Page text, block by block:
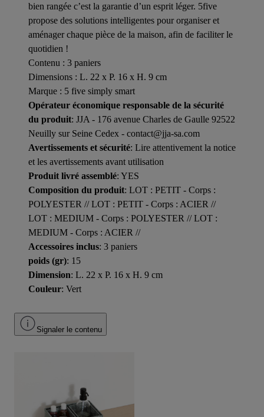
bien rangée c’est la garantie d’un esprit léger. 5five
propose des solutions intelligentes pour organiser et
aménager chaque pièce de la maison, afin de faciliter le
quotidien !
Contenu : 3 paniers
Dimensions : L. 22 x P. 16 x H. 9 cm
Marque : 5 five simply smart
Opérateur économique responsable de la sécurité
du produit: JJA - 176 avenue Charles de Gaulle 92522
Neuilly sur Seine Cedex - contact@jja-sa.com
Avertissements et sécurité: Lire attentivement la notice
et les avertissements avant utilisation
Produit livré assemblé: YES
Composition du produit: LOT : PETIT - Corps :
POLYESTER // LOT : PETIT - Corps : ACIER //
LOT : MEDIUM - Corps : POLYESTER // LOT :
MEDIUM - Corps : ACIER //
Accessoires inclus: 3 paniers
poids (gr): 15
Dimension: L. 22 x P. 16 x H. 9 cm
Couleur: Vert
Signaler le contenu